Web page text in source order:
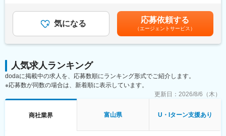
南林間駅、志村坂上駅、駅東公園前駅、下高井戸駅、岩原駅、熊
川駅、逗子・葉山駅、宮前平駅、並木中央駅、西新宿五丁目駅、
山陽女学園前駅、球場前駅(高知県)、大江橋駅、宇都宮駅東口駅
■具体的な仕事内容：
◎品質管理、出来高管理の実施
◎環境対策および近隣対応の調整
◎施工図の確認・作成、仕様や施工手順の策定
◎検査対応、各種書類の作成・管理、引き渡し対応
◎経験に応じた現場統括や若手技術者の指導・育成
■将来のキャリアパス：
すく、将来のキャリアを計画的に広げることができます。
であり、選考を通じて上下する可能性があります。月給(月額)は固
定手当を含めた表記です。
気になる 応募依頼する
（エージェントサービス）
人気求人ランキング
dodaに掲載中の求人を、応募数順にランキング形式でご紹介します。
※応募数が同数の場合は、新着順に表示しています。
更新日： 2026/8/6（木）
商社業界 富山県 U・Iターン支援あり